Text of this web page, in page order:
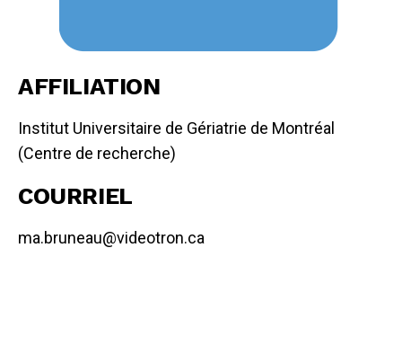
AFFILIATION
Institut Universitaire de Gériatrie de Montréal
(Centre de recherche)
COURRIEL
ma.bruneau@videotron.ca